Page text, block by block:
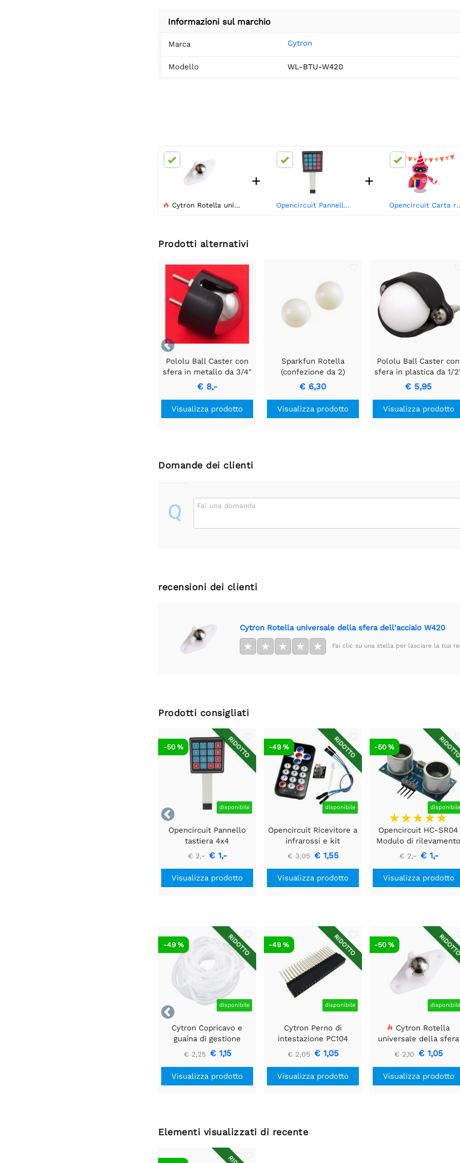
Informazioni sul marchio
Marca Cytron
Modello WL-BTU-W420
 Cytron Rotella universale della sfera dell'acciaio W420
+
Opencircuit Pannello tastiera 4x4
+
Prodotti alternativi

Pololu Ball Caster con
sfera in metallo da 3/4″
€ 8,-
Visualizza prodotto
Sparkfun Rotella
(confezione da 2)
€ 6,30
Visualizza prodotto
Pololu Ball Caster con
sfera in plastica da 1/
€ 5,95
Visualizza prodotto
Domande dei clienti
Q Fai una domanda
recensioni dei clienti
Cytron Rotella universale della sfera dell'acciaio W420
★ ★ ★ ★ ★ Fai clic su una stella per lasciare la tua
Prodotti consigliati

RIDOTTO
disponibile
-50 %
Opencircuit Pannello
tastiera 4x4
€ 2,- € 1,-
Visualizza prodotto
RIDOTTO
disponibile
-49 %
Opencircuit Ricevitore a
infrarossi e kit
telecomando
€ 3,05 € 1,55
Visualizza prodotto
disponibile
-50 %
Opencircuit HC-SR04
Modulo di rilevamento
della distanza ad
ultrasuoni
€ 2,- € 1,-
Visualizza prodotto

RIDOTTO
disponibile
-49 %
Cytron Copricavo e
guaina di gestione
16mm 1 metro
€ 2,25 € 1,15
Visualizza prodotto
RIDOTTO
disponibile
-49 %
Cytron Perno di
intestazione PC104
(2x20)
€ 2,05 € 1,05
Visualizza prodotto
disponibile
-50 %
Cytron Rotella
universale della sfera
dell'acciaio W420
€ 2,10 € 1,05
Visualizza prodotto
Elementi visualizzati di recente